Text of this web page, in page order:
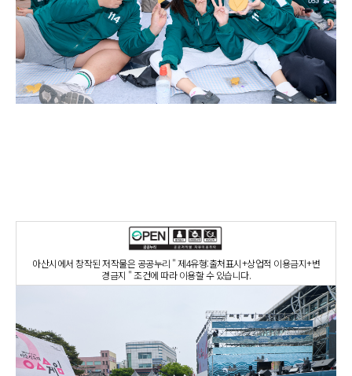
아산시에서 창작된 저작물은 공공누리 " 제4유형:출처표시+상업적 이용금지+변
경금지 " 조건에 따라 이용할 수 있습니다.